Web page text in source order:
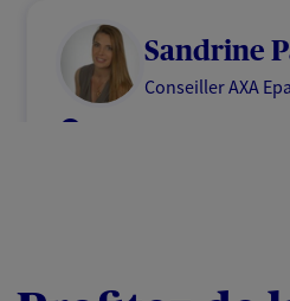
Sandrine
Conseiller AXA